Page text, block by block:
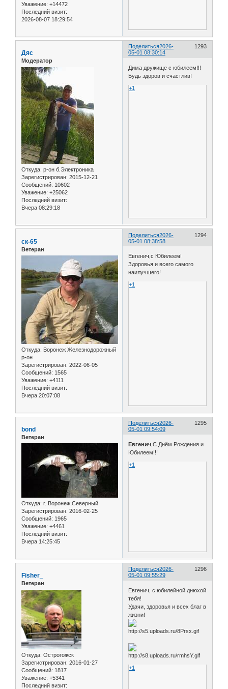
Уважение: +14472
Последний визит:
2026-08-07 18:29:54
Поделиться 1293
2026-
05-01 08:30:14
Дяс
Модератор
Откуда: р-он б.Электроника
Зарегистрирован: 2015-12-21
Сообщений: 10602
Уважение: +25062
Последний визит:
Вчера 08:29:18
Дима дружище с юбилеем!!!
Будь здоров и счастлив!
+1
Поделиться 1294
2026-
05-01 08:38:58
ск-65
Ветеран
Откуда: Воронеж Железнодорожный
р-он
Зарегистрирован: 2022-06-05
Сообщений: 1565
Уважение: +4111
Последний визит:
Вчера 20:07:08
Евгенич,с Юбилеем!
Здоровья и всего самого
наилучшего!
+1
Поделиться 1295
2026-
05-01 09:54:09
bond
Ветеран
Откуда: г. Воронеж,Северный
Зарегистрирован: 2016-02-25
Сообщений: 1965
Уважение: +4461
Последний визит:
Вчера 14:25:45
Евгенич ,С Днём Рождения и
Юбилеем!!!
+1
Поделиться 1296
2026-
05-01 09:55:29
Fisher_
Ветеран
Откуда: Острогожск
Зарегистрирован: 2016-01-27
Сообщений: 1817
Уважение: +5341
Последний визит:
Евгенич, с юбилейной днюхой
тебя!
Удачи, здоровья и всех благ в
жизни!
+1